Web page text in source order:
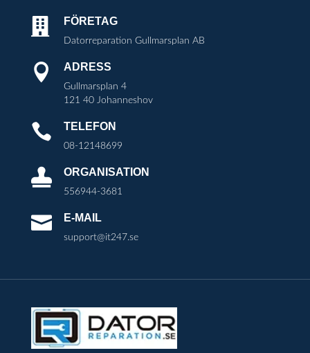
 FÖRETAG
Datorreparation Gullmarsplan AB
 ADRESS
Gullmarsplan 4
121 40 Johanneshov
 TELEFON
08-12148699
 ORGANISATION
556944-3681
 E-MAIL
support@it247.se